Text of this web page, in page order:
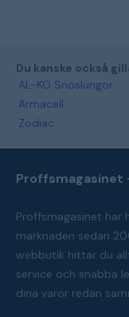
Du kanske också
AL-KO Snöslungor
Armacell
Zodiac
Proffsmagasinet
Proffsmagasinet har
marknaden sedan
webbutik hittar du
service och snabba
dina varor redan